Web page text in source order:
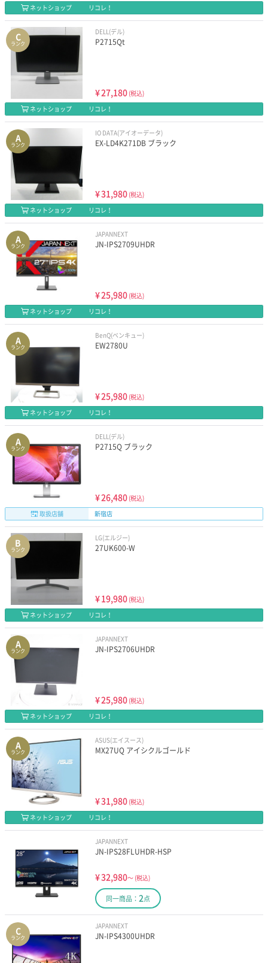
ネットショップ
リコレ！
C
ランク
DELL(デル)
P2715Qt
¥27,180 (税込)
ネットショップ
リコレ！
A
ランク
IO DATA(アイオーデータ)
EX-LD4K271DB ブラック
¥31,980 (税込)
ネットショップ
リコレ！
A
ランク
JAPANNEXT
JN-IPS2709UHDR
¥25,980 (税込)
ネットショップ
リコレ！
A
ランク
BenQ(ベンキュー)
EW2780U
¥25,980 (税込)
ネットショップ
リコレ！
A
ランク
DELL(デル)
P2715Q ブラック
¥26,480 (税込)
取扱店舗
新宿店
B
ランク
LG(エルジー)
27UK600-W
¥19,980 (税込)
ネットショップ
リコレ！
A
ランク
JAPANNEXT
JN-IPS2706UHDR
¥25,980 (税込)
ネットショップ
リコレ！
A
ランク
ASUS(エイスース)
MX27UQ アイシクルゴールド
¥31,980 (税込)
ネットショップ
リコレ！
JAPANNEXT
JN-IPS28FLUHDR-HSP
¥32,980～ (税込)
同一商品： 2点
C
ランク
JAPANNEXT
JN-IPS4300UHDR